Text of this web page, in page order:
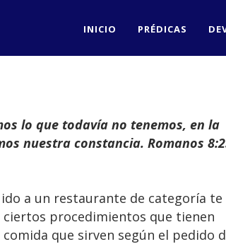
INICIO PRÉDICAS
lo que todavía no tenemos, en la
nuestra constancia. Romanos
ido a un restaurante de categoría te
ciertos procedimientos que tienen
comida que sirven según el pedido